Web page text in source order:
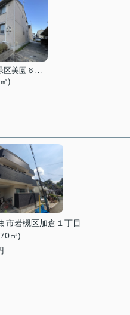
さいたま市緑区美園６丁目
)
市岩槻区加倉１丁目
㎡)